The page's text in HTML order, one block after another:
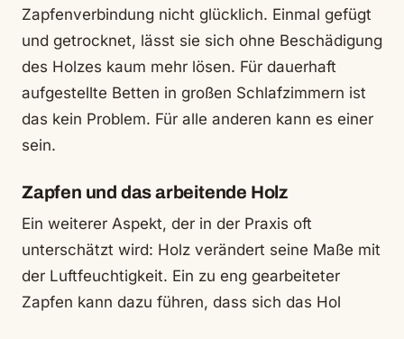
Zapfenverbindung nicht glücklich. Einmal gefügt
und getrocknet, lässt sie sich ohne Beschädigung
des Holzes kaum mehr lösen. Für dauerhaft
aufgestellte Betten in großen Schlafzimmern ist
das kein Problem. Für alle anderen kann es einer
sein.
Zapfen und das arbeitende Holz
Ein weiterer Aspekt, der in der Praxis oft
unterschätzt wird: Holz verändert seine Maße mit
der Luftfeuchtigkeit. Ein zu eng gearbeiteter
Zapfen kann dazu führen, dass sich das Hol